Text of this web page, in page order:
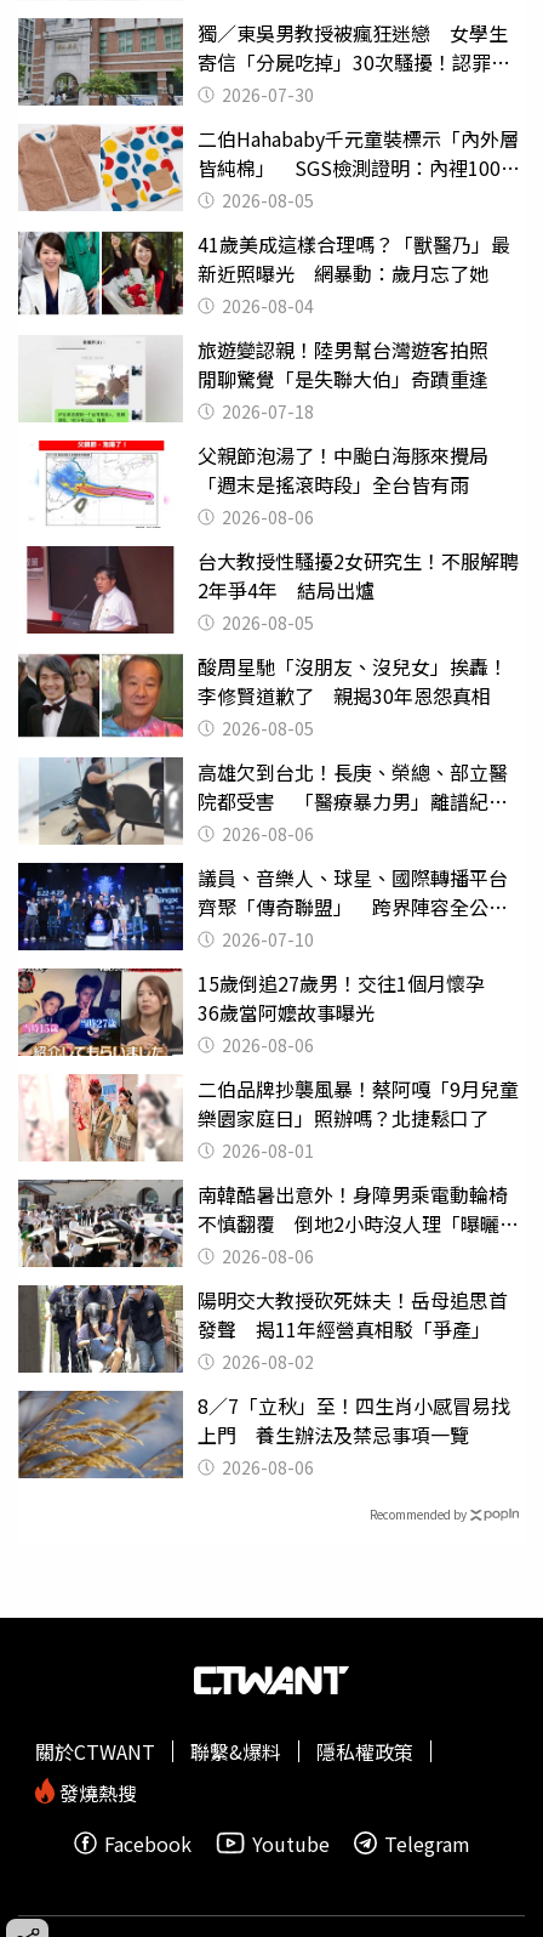
獨／東吳男教授被瘋狂迷戀 女學生
寄信「分屍吃掉」30次騷擾！認罪免
關 2026-07-30
二伯Hahababy千元童裝標示「內外層
皆純棉」 SGS檢測證明：內裡100%
聚酯纖維
2026-08-05
41歲美成這樣合理嗎？「獸醫乃」最
新近照曝光 網暴動：歲月忘了她
2026-08-04
旅遊變認親！陸男幫台灣遊客拍照
閒聊驚覺「是失聯大伯」奇蹟重逢
2026-07-18
父親節泡湯了！中颱白海豚來攪局
「週末是搖滾時段」全台皆有雨
2026-08-06
台大教授性騷擾2女研究生！不服解聘
2年爭4年 結局出爐
2026-08-05
酸周星馳「沒朋友、沒兒女」挨轟！
李修賢道歉了 親揭30年恩怨真相
2026-08-05
高雄欠到台北！長庚、榮總、部立醫
院都受害 「醫療暴力男」離譜紀錄
曝光2026-08-06
議員、音樂人、球星、國際轉播平台
齊聚「傳奇聯盟」 跨界陣容全公
開 劍指亞洲新傳奇聯賽
2026-07-10
15歲倒追27歲男！交往1個月懷孕
36歲當阿嬤故事曝光
2026-08-06
二伯品牌抄襲風暴！蔡阿嘎「9月兒童
樂園家庭日」照辦嗎？北捷鬆口了
2026-08-01
南韓酷暑出意外！身障男乘電動輪椅
不慎翻覆 倒地2小時沒人理「曝曬
亡」2026-08-06
陽明交大教授砍死妹夫！岳母追思首
發聲 揭11年經營真相駁「爭產」
2026-08-02
8／7「立秋」至！四生肖小感冒易找
上門 養生辦法及禁忌事項一覽
2026-08-06
Recommended by
關於CTWANT 聯繫&爆料
隱私權政策
發燒熱搜
Facebook
Youtube Telegram